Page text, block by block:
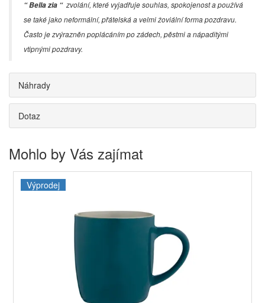
“ Bella zia “ zvolání, které vyjadřuje souhlas, spokojenost a používá
se také jako neformální, přátelská a velmi žoviální forma pozdravu.
Často je zvýrazněn poplácáním po zádech, pěstmi a nápaditými
vtipnými pozdravy.
Náhrady
Dotaz
Mohlo by Vás zajímat
Výprodej